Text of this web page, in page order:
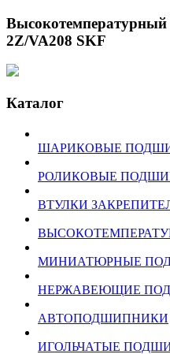
2Z/VA208 SKF
Каталог
ШАРИКОВЫЕ
РОЛИКОВЫЕ
ВТУЛКИ
МИНИАТЮРНЫЕ
НЕРЖАВЕЮЩИЕ
АВТОПОДШИПНИКИ
ИГОЛЬЧАТЫЕ